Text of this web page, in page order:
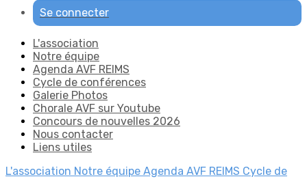
Se connecter
L'association
Notre équipe
Agenda AVF REIMS
Cycle de conférences
Galerie Photos
Chorale AVF sur Youtube
Concours de nouvelles 2026
Nous contacter
Liens utiles
L'association Notre équipe Agenda AVF REIMS Cycle de